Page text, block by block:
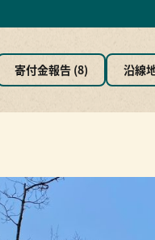
寄付金報告 (8) 沿線